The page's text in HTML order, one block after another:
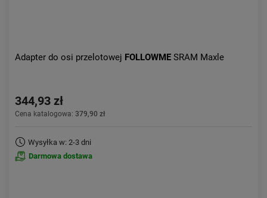
Adapter do osi przelotowej FOLLOWME SRAM Maxle
344,93 zł
Cena katalogowa: 379,90 zł
Wysyłka w: 2-3 dni
Darmowa dostawa